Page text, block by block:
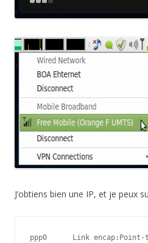
J’obtiens bien une IP, et je peux
ppp0      Link